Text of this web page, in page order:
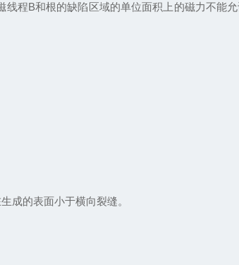
程B和根的缺陷区域的单位面积上的磁力不能
的表面小于横向裂缝。